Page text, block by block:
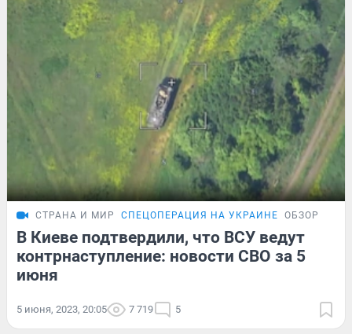
СТРАНА И МИР СПЕЦОПЕРАЦИЯ НА УКРАИНЕ ОБЗОР
В Киеве подтвердили, что ВСУ ведут
контрнаступление: новости СВО за 5
июня
5 июня, 2023, 20:05 7 719 5